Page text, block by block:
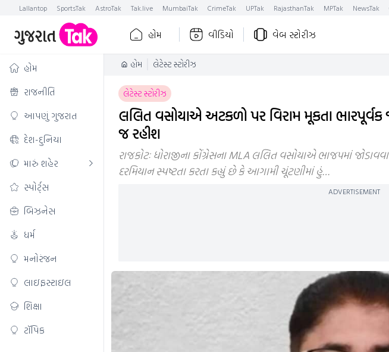
Lallantop SportsTak AstroTak Tak.live MumbaiTak CrimeTak UPTak RajasthanTak MPTak NewsTak
હોમ વીડિયો વેબ સ્ટોરીઝ
હોમ
રાજનીતિ
આપણું ગુજરાત
દેશ-દુનિયા
મારું શહેર
સ્પોર્ટ્સ
બિઝનેસ
ધર્મ
મનોરંજન
લાઇફસ્ટાઇલ
શિક્ષા
ટૉપિક
હોમ લેટેસ્ટ સ્ટોરીઝ
લેટેસ્ટ સ્ટોરીઝ
લલિત વસોયાએ અટકળો પર વિરામ મૂકતા
જ રહીશ
રાજકોટઃ ધોરાજીના કોંગ્રેસના MLA લલિત વસોયાએ ભાજપમાં
દરમિયાન સ્પષ્ટતા કરતા કહ્યું છે કે આગામી ચૂંટણીમાં હું…
ADVERTISEMENT